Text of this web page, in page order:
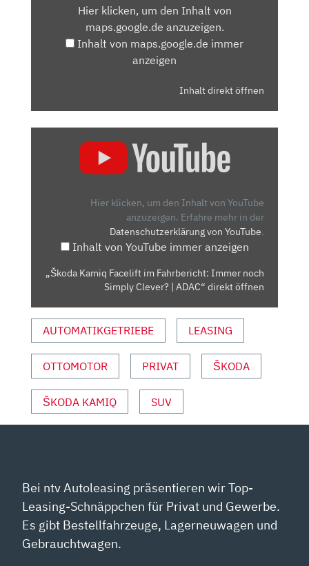
MAPS.GOOGLE.DEHier klicken, um den Inhalt von
maps.google.de anzuzeigen.
Inhalt von maps.google.de immer
anzeigen
Inhalt direkt öffnen
FAHRBERICHT:
SIMPLY
CLEVER?
VON
YOUTUBE
Hier klicken, um den Inhalt von YouTube
anzuzeigen. Erfahre mehr in der
Datenschutzerklärung von YouTube.
Inhalt von YouTube immer anzeigen
„Škoda Kamiq Facelift im Fahrbericht: Immer noch
Simply Clever? | ADAC“ direkt öffnen
AUTOMATIKGETRIEBE LEASING
OTTOMOTOR PRIVAT ŠKODA
ŠKODA KAMIQ SUV
Bei ntv Autoleasing präsentieren wir Top-
Leasing-Schnäppchen für Privat und Gewerbe.
Es gibt Bestellfahrzeuge, Lagerneuwagen und
Gebrauchtwagen.